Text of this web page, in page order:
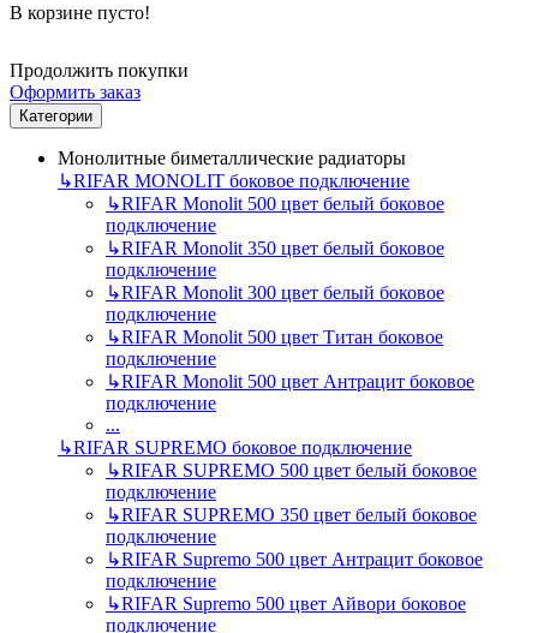
В корзине пусто!
Продолжить покупки
Оформить заказ
Категории
Монолитные биметаллические радиаторы
↳RIFAR MONOLIT боковое подключение
↳RIFAR Monolit 500 цвет белый боковое
подключение
↳RIFAR Monolit 350 цвет белый боковое
подключение
↳RIFAR Monolit 300 цвет белый боковое
подключение
↳RIFAR Monolit 500 цвет Титан боковое
подключение
↳RIFAR Monolit 500 цвет Антрацит боковое
подключение
...
↳RIFAR SUPREMO боковое подключение
↳RIFAR SUPREMO 500 цвет белый боковое
подключение
↳RIFAR SUPREMO 350 цвет белый боковое
подключение
↳RIFAR Supremo 500 цвет Антрацит боковое
подключение
↳RIFAR Supremo 500 цвет Айвори боковое
подключение